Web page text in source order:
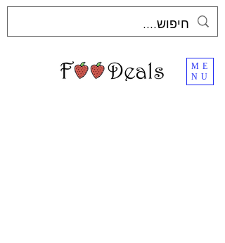
ME
NU